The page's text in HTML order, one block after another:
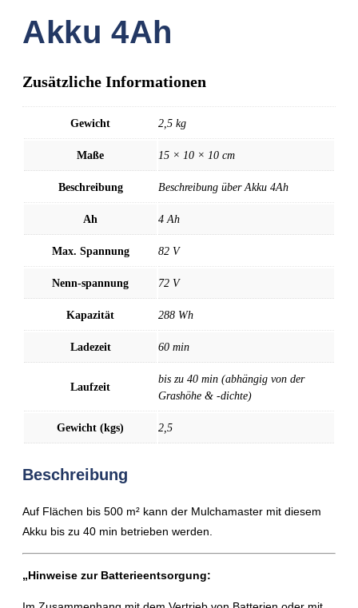
Akku 4Ah
Zusätzliche Informationen
Gewicht 2,5 kg
Maße 15 × 10 × 10 cm
Beschreibung Beschreibung über Akku 4Ah
Ah 4 Ah
Max. Spannung 82 V
Nenn-spannung 72 V
Kapazität 288 Wh
Ladezeit 60 min
Laufzeit
bis zu 40 min (abhängig von der
Grashöhe & -dichte)
Gewicht (kgs) 2,5
Beschreibung
Auf Flächen bis 500 m² kann der Mulchamaster mit diesem
Akku bis zu 40 min betrieben werden.
„Hinweise zur Batterieentsorgung: